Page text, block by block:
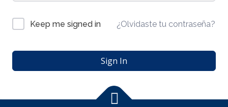
Keep me signed in ¿Olvidaste tu contraseña?
Sign In